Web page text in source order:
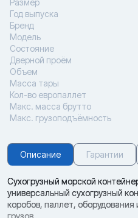
Размер
Год выпуска
Бренд
Модель
Состояние
Дверной проём
Объем
Масса тары
Кол-во европаллет
Макс. масса брутто
Макс. грузоподъёмность
Описание Гарантии
Сухогрузный морской
универсальный сухогрузный
коробов, паллет,
грузов.